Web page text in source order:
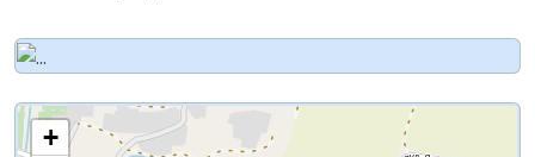
+